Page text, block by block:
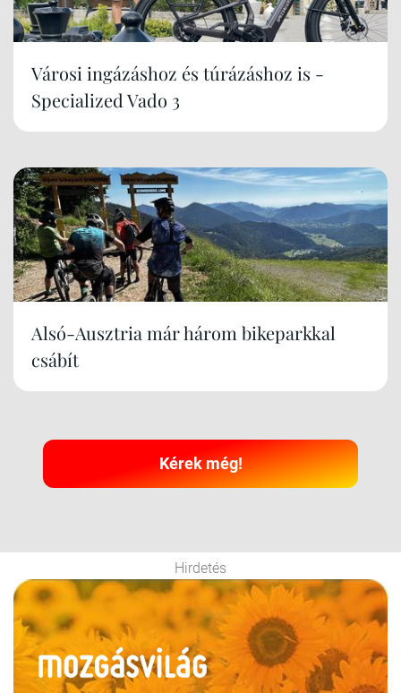
Városi ingázáshoz és túrázáshoz is -
Specialized Vado 3
Alsó-Ausztria már három bikeparkkal
csábít
Kérek még!
Hirdetés